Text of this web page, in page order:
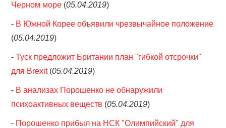
Черном море (05.04.2019)
- В Южной Корее объявили чрезвычайное положение
(05.04.2019)
-Туск предложит Британии план "гибкой отсрочки"
для Brexit(05.04.2019)
- В анализах Порошенко не обнаружили
психоактивных веществ (05.04.2019)
- Порошенко прибыл на НСК "Олимпийский" для